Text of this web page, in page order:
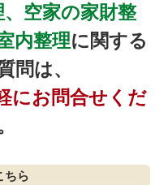
空家の家財整
内整理に関する
問は、
にお問合せくだ
ちら